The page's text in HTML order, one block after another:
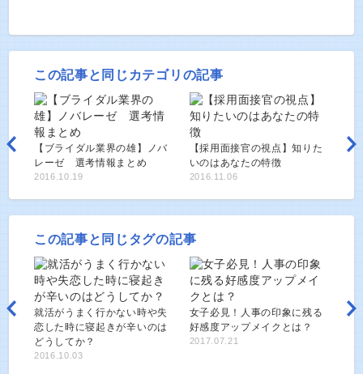
この記事と同じカテゴリの記事
【ブライダル業界の雄】ノバ
レーゼ 選考情報まとめ
2016.10.19
【採用面接官の視点】知りた
いのはあなたの特徴
2016.11.06
この記事と同じタグの記事
就活がうまく行かない時や失
恋した時に寝起きが辛いのは
どうしてか？
2016.10.03
女子必見！人事の印象に残る
好感度アップメイクとは？
2017.07.21